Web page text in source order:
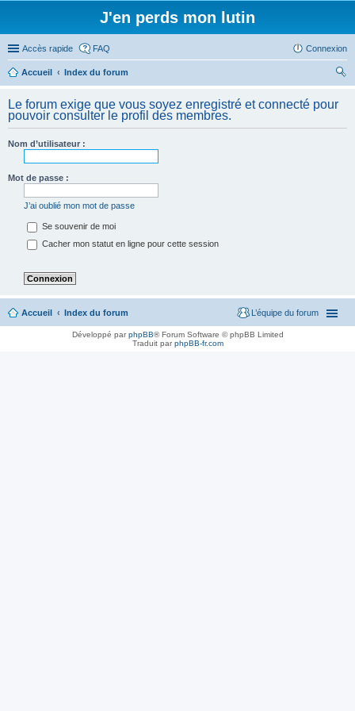
J'en perds mon lutin
Accès rapide FAQ Connexion
Accueil
Index du forum
her
ch
Le forum exige que vous soyez enregistré et connecté pour
pouvoir consulter le profil des membres.
Nom d’utilisateur :
Mot de passe :
J’ai oublié mon mot de passe
Se souvenir de moi
Cacher mon statut en ligne pour cette session
Accueil Index du forum L’équipe du forum
Développé parphpBB® Forum Software © phpBB Limited
Traduit parphpBB-fr.com